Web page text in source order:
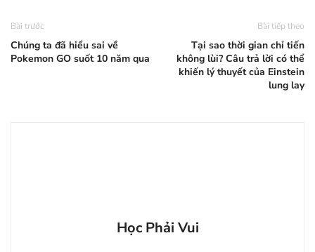
Bài trước
Chúng ta đã hiểu sai về
Pokemon GO suốt 10 năm qua
Bài tiếp theo
Tại sao thời gian chỉ tiến
không lùi? Câu trả lời có thể
khiến lý thuyết của Einstein
lung lay
Học Phải Vui